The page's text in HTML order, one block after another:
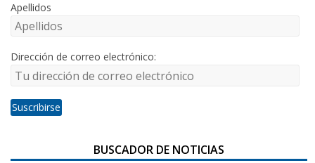
Apellidos
Dirección de correo electrónico:
BUSCADOR DE NOTICIAS